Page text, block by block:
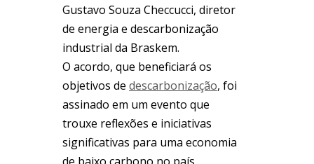
Gustavo Souza Checcucci, diretor
de energia e descarbonização
industrial da Braskem.
O acordo, que beneficiará os
objetivos de descarbonização, foi
assinado em um evento que
trouxe reflexões e iniciativas
significativas para uma economia